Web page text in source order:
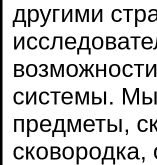
другими
системы.
предметы,